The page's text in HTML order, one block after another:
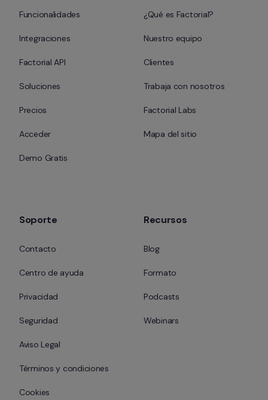
Funcionalidades
Integraciones
Factorial API
Soluciones
Precios
Acceder
Demo Gratis
¿Qué es Factorial?
Nuestro equipo
Clientes
Trabaja con nosotros
Factorial Labs
Mapa del sitio
Soporte
Contacto
Centro de ayuda
Privacidad
Seguridad
Aviso Legal
Términos y condiciones
Cookies
Recursos
Blog
Formato
Podcasts
Webinars